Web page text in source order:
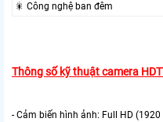
🎇 Công nghệ ban đêm
Thông số kỹ thuật camera
- Cảm biến hình ảnh: Full HD